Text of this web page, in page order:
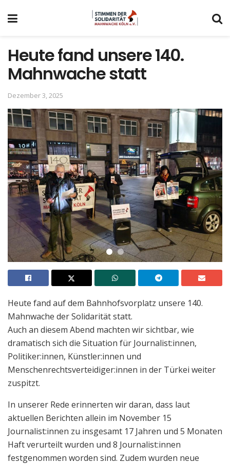
Heute fand unsere 140.
Mahnwache statt
Dezember 3, 2025
Heute fand auf dem Bahnhofsvorplatz unsere 140.
Mahnwache der Solidarität statt.
Auch an diesem Abend machten wir sichtbar, wie
dramatisch sich die Situation für Journalist:innen,
Politiker:innen, Künstler:innen und
Menschenrechtsverteidiger:innen in der Türkei weiter
zuspitzt.
In unserer Rede erinnerten wir daran, dass laut
aktuellen Berichten allein im November 15
Journalist:innen zu insgesamt 17 Jahren und 5 Monaten
Haft verurteilt wurden und 8 Journalist:innen
festgenommen worden sind. Zudem wurden neue